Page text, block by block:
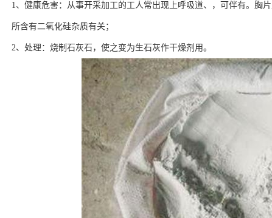
1、健康危害：从事开采加工的工人常出现上呼吸道、，可伴有。胸
所含有二氧化硅杂质有关；
2、处理：烧制石灰石，使之变为生石灰作干燥剂用。